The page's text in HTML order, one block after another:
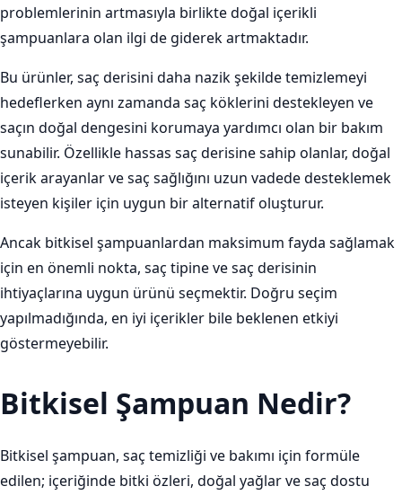
problemlerinin artmasıyla birlikte doğal içerikli
şampuanlara olan ilgi de giderek artmaktadır.
Bu ürünler, saç derisini daha nazik şekilde temizlemeyi
hedeflerken aynı zamanda saç köklerini destekleyen ve
saçın doğal dengesini korumaya yardımcı olan bir bakım
sunabilir. Özellikle hassas saç derisine sahip olanlar, doğal
içerik arayanlar ve saç sağlığını uzun vadede desteklemek
isteyen kişiler için uygun bir alternatif oluşturur.
Ancak bitkisel şampuanlardan maksimum fayda sağlamak
için en önemli nokta, saç tipine ve saç derisinin
ihtiyaçlarına uygun ürünü seçmektir. Doğru seçim
yapılmadığında, en iyi içerikler bile beklenen etkiyi
göstermeyebilir.
Bitkisel Şampuan Nedir?
Bitkisel şampuan, saç temizliği ve bakımı için formüle
edilen; içeriğinde bitki özleri, doğal yağlar ve saç dostu